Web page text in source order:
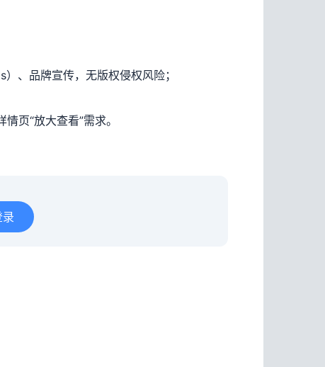
、品牌宣传，无版权侵权风险；
页“放大查看”需求。
录